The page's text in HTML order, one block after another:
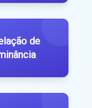
de